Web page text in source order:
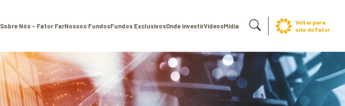
Sobre Nós – Fator FarNossos FundosFundos ExclusivosOnde investirVídeosMídia
Voltar para
site do Fator